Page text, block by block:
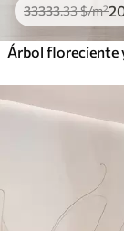
33333.33$/m²
Árbol floreciente